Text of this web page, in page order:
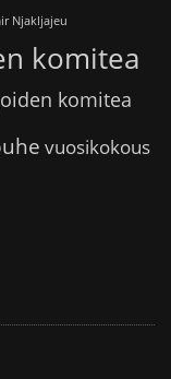
Njakljajeu
komitea
komitea
vuosikokous